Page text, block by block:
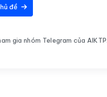
đề
gia nhóm Telegram của AIKTP.